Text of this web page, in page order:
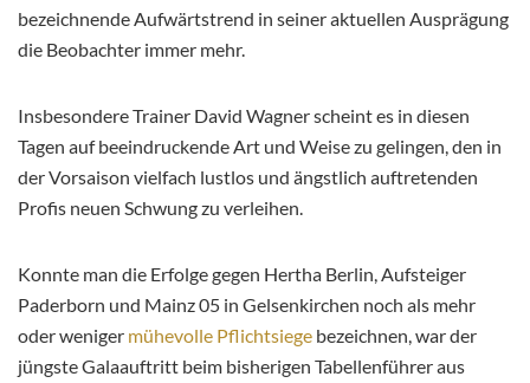
bezeichnende Aufwärtstrend in seiner aktuellen Ausprägung
die Beobachter immer mehr.
Insbesondere Trainer David Wagner scheint es in diesen
Tagen auf beeindruckende Art und Weise zu gelingen, den in
der Vorsaison vielfach lustlos und ängstlich auftretenden
Profis neuen Schwung zu verleihen.
Konnte man die Erfolge gegen Hertha Berlin, Aufsteiger
Paderborn und Mainz 05 in Gelsenkirchen noch als mehr
oder weniger mühevolle Pflichtsiege bezeichnen, war der
jüngste Galaauftritt beim bisherigen Tabellenführer aus